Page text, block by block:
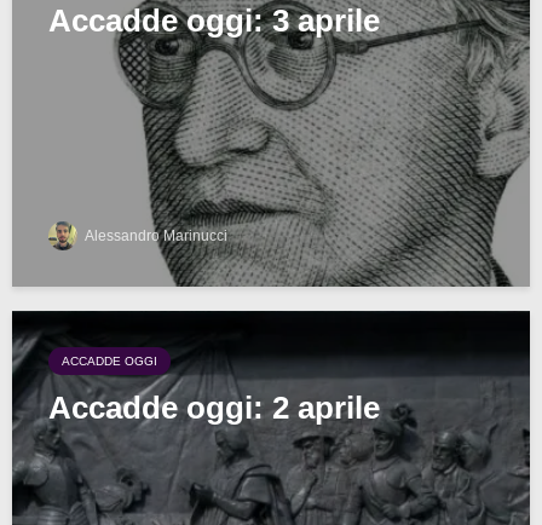
Accadde oggi: 3 aprile
Alessandro Marinucci
ACCADDE OGGI
Accadde oggi: 2 aprile